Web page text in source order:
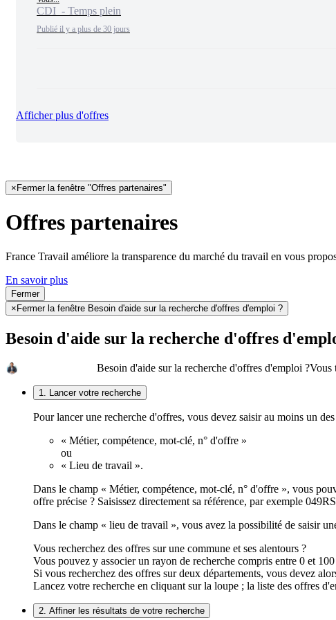
CDI - Temps plein
Publié il y a plus de 30 jours
Afficher plus d'offres
× Fermer la fenêtre "Offres partenaires"
Offres partenaires
France Travail améliore la transparence du marché du travail en vous
En savoir plus
Fermer
× Fermer la fenêtre Besoin d'aide sur la recherche d'offres d'emploi ?
Besoin d'aide sur la recherche d'offres
Besoin d'aide sur la recherche d'offres d'emploi ?Vous
1. Lancer votre recherche
Pour lancer une recherche d'offres, vous devez saisir au moins un
« Métier, compétence, mot-clé, n° d'offre »
ou
« Lieu de travail ».
Dans le champ « Métier, compétence, mot-clé, n° d'offre », vous
offre précise ? Saisissez directement sa référence, par exemple
Dans le champ « lieu de travail », vous avez la possibilité de saisir
Vous recherchez des offres sur une commune et ses alentours ?
Vous pouvez y associer un rayon de recherche compris entre 0 et
Si vous recherchez des offres sur deux départements, vous devez
Lancez votre recherche en cliquant sur la loupe ; la liste des offres
2. Affiner les résultats de votre recherche